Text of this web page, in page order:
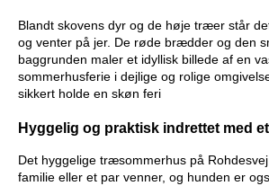
Blandt skovens dyr og de høje træer står
og venter på jer. De røde brædder og den
baggrunden maler et idyllisk billede af en
sommerhusferie i dejlige og rolige
sikkert holde en skøn feri
Hyggelig og praktisk indrettet med
Det hyggelige træsommerhus på
familie eller et par venner, og hunden er